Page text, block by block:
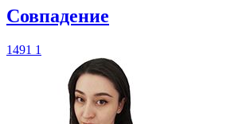
​Совпадение
1491 1